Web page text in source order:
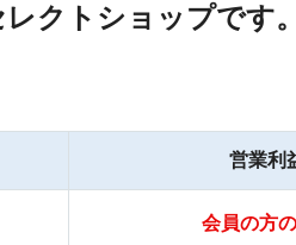
クトショップです。
営業利
会員の方